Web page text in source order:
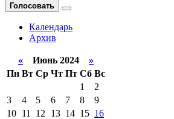
Голосовать
Календарь
Архив
« Июнь 2024 »
Пн Вт Ср Чт Пт Сб Вс
1
2
3
4 5 6 7 8
9
10 11 12 13 14 15 16